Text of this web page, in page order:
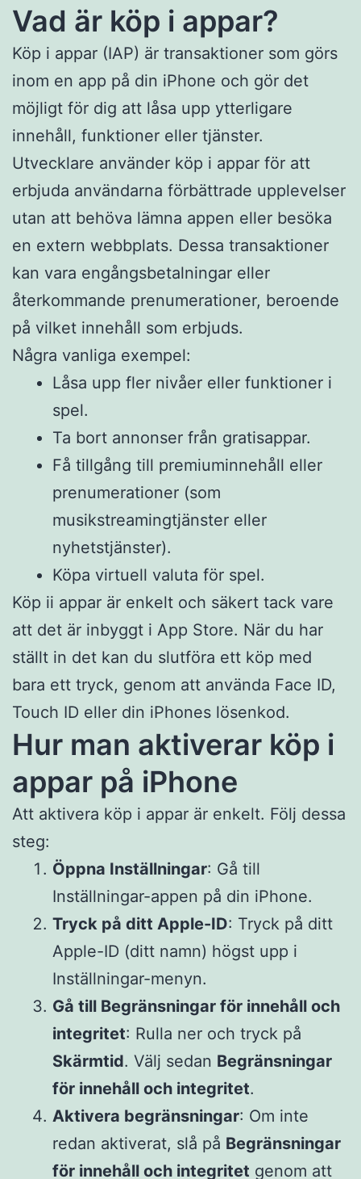
Vad är köp i appar?
Köp i appar (IAP) är transaktioner som görs
inom en app på din iPhone och gör det
möjligt för dig att låsa upp ytterligare
innehåll, funktioner eller tjänster.
Utvecklare använder köp i appar för att
erbjuda användarna förbättrade upplevelser
utan att behöva lämna appen eller besöka
en extern webbplats. Dessa transaktioner
kan vara engångsbetalningar eller
återkommande prenumerationer, beroende
på vilket innehåll som erbjuds.
Några vanliga exempel:
Låsa upp fler nivåer eller funktioner i
spel.
Ta bort annonser från gratisappar.
Få tillgång till premiuminnehåll eller
prenumerationer (som
musikstreamingtjänster eller
nyhetstjänster).
Köpa virtuell valuta för spel.
Köp ii appar är enkelt och säkert tack vare
att det är inbyggt i App Store. När du har
ställt in det kan du slutföra ett köp med
bara ett tryck, genom att använda Face ID,
Touch ID eller din iPhones lösenkod.
Hur man aktiverar köp i
appar på iPhone
Att aktivera köp i appar är enkelt. Följ dessa
steg:
Öppna Inställningar: Gå till
Inställningar-appen på din iPhone.
Tryck på ditt Apple-ID: Tryck på ditt
Apple-ID (ditt namn) högst upp i
Inställningar-menyn.
Gå till Begränsningar för innehåll och
integritet: Rulla ner och tryck på
Skärmtid. Välj sedan Begränsningar
för innehåll och integritet.
Aktivera begränsningar: Om inte
redan aktiverat, slå på Begränsningar
för innehåll och integritet genom att